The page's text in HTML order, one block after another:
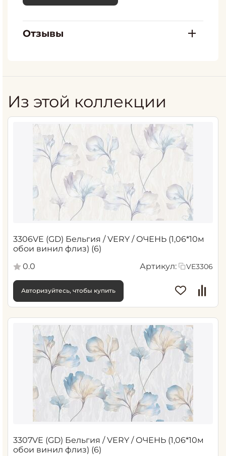
Отзывы
Из этой коллекции
3306VE (GD) Бельгия / VERY / ОЧЕНЬ (1,06*10м
обои винил флиз) (6)
0.0
Артикул: VE3306
Авторизуйтесь, чтобы купить
3307VE (GD) Бельгия / VERY / ОЧЕНЬ (1,06*10м
обои винил флиз) (6)